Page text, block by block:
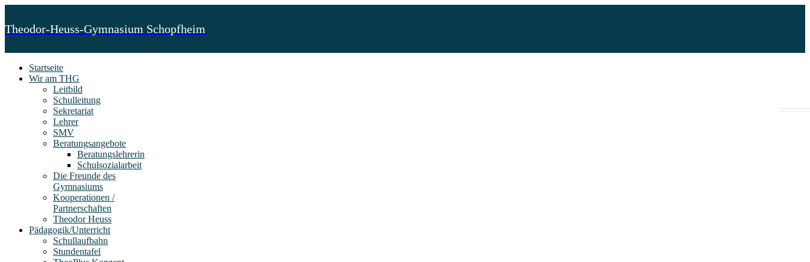
Theodor-Heuss-Gymnasium Schopfheim
Startseite
Wir am THG
Leitbild
Schulleitung
Sekretariat
Lehrer
SMV
Beratungsangebote
Beratungslehrerin
Schulsozialarbeit
Die Freunde des
Gymnasiums
Kooperationen /
Partnerschaften
Theodor Heuss
Pädagogik/Unterricht
Schullaufbahn
Stundentafel